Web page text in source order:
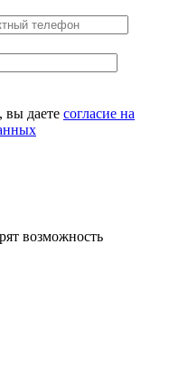
даете согласие на
возможность